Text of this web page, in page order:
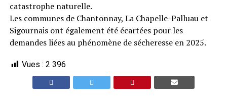
catastrophe naturelle.
Les communes de Chantonnay, La Chapelle-Palluau et
Sigournais ont également été écartées pour les
demandes liées au phénomène de sécheresse en 2025.
Vues : 2 396